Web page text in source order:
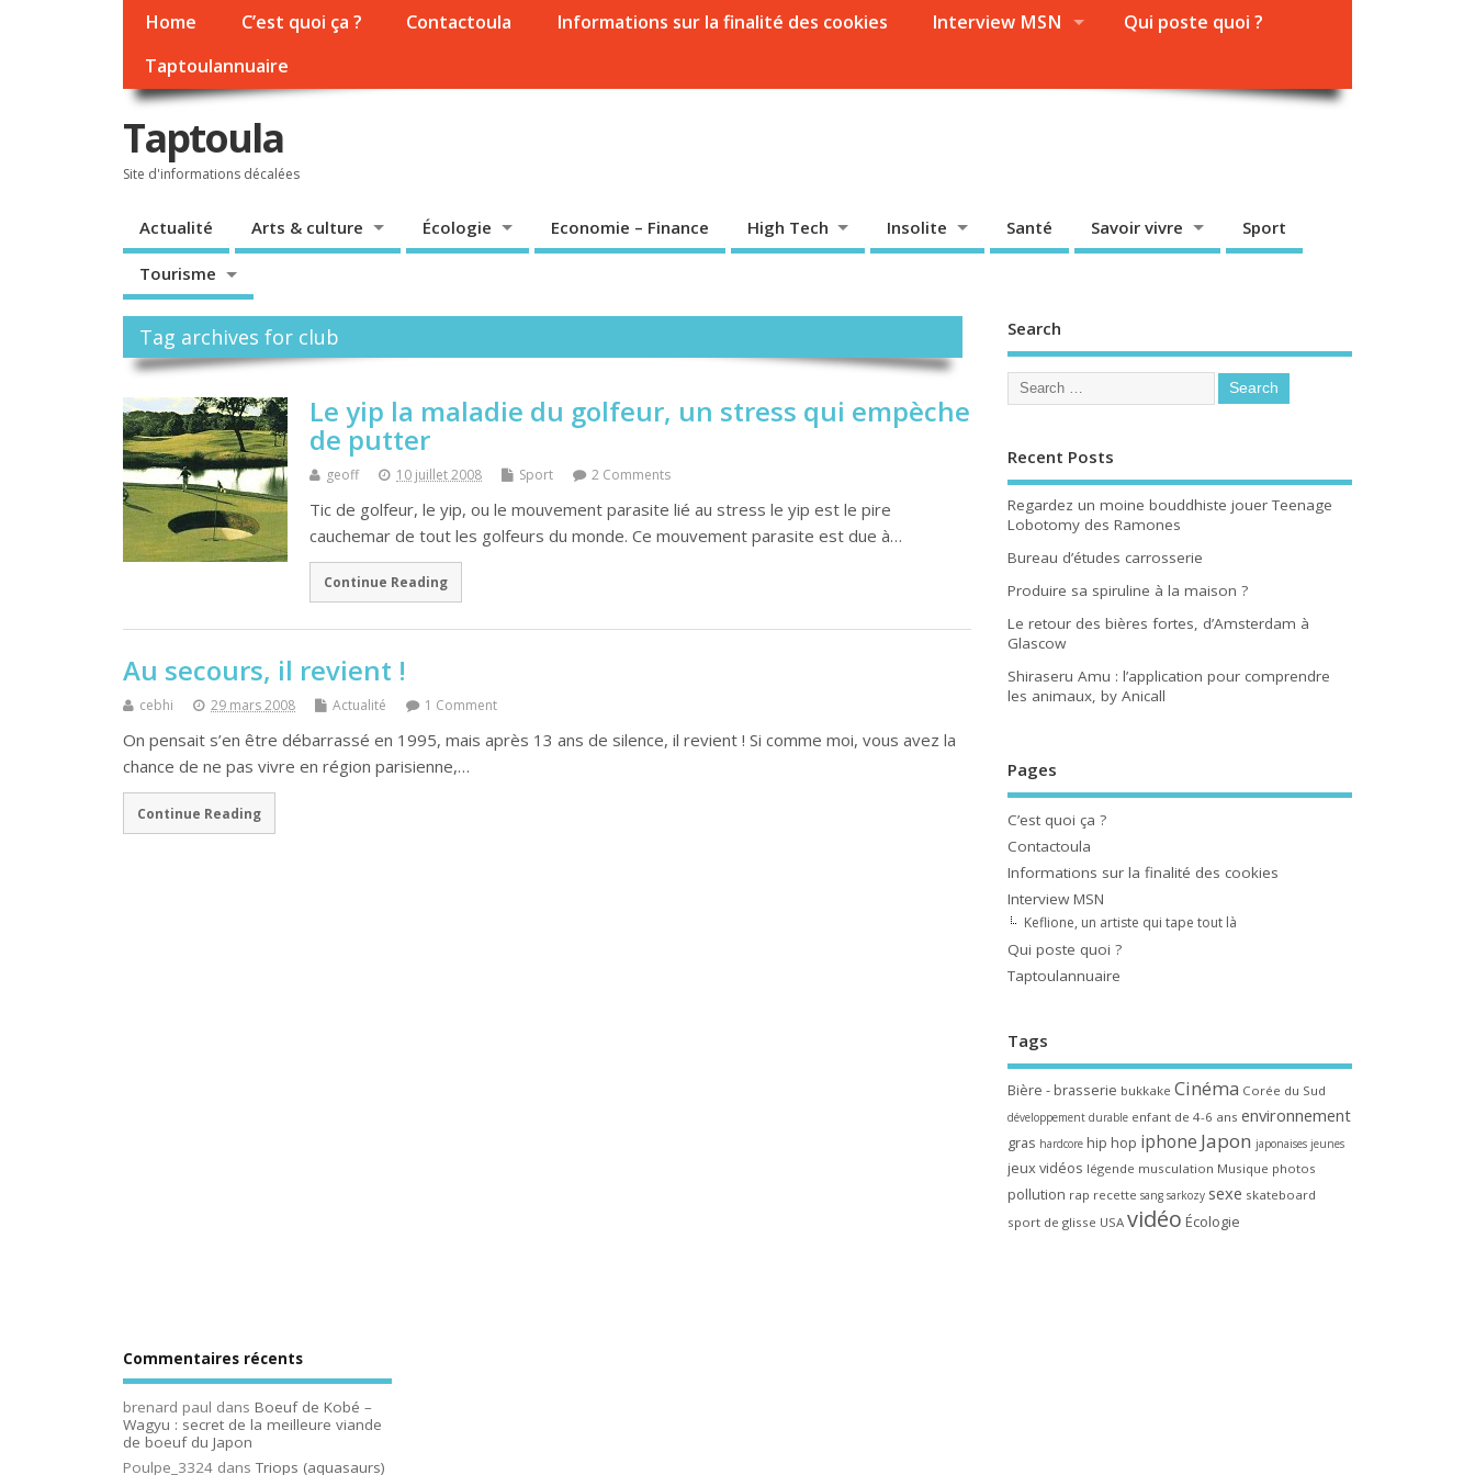
Home C’est quoi ça ? Contactoula Informations sur la finalité des cookies Interview MSN
Qui poste quoi ?
Taptoulannuaire
Taptoula
Site d'informations décalées
Actualité Arts & culture Écologie Economie – Finance High Tech Insolite Santé Savoir vivre Sport
Tourisme
Tag archives for club
Le yip la maladie du golfeur, un stress qui empèche
de putter
geoff 10 juillet 2008 Sport 2 Comments
Tic de golfeur, le yip, ou le mouvement parasite lié au stress le yip est le pire
cauchemar de tout les golfeurs du monde. Ce mouvement parasite est due à…
Continue Reading
Au secours, il revient !
cebhi 29 mars 2008 Actualité 1 Comment
On pensait s’en être débarrassé en 1995, mais après 13 ans de silence, il revient ! Si comme moi, vous avez la
chance de ne pas vivre en région parisienne,…
Continue Reading
Search
Recent Posts
Regardez un moine bouddhiste jouer Teenage
Lobotomy des Ramones
Bureau d’études carrosserie
Produire sa spiruline à la maison ?
Le retour des bières fortes, d’Amsterdam à
Glascow
Shiraseru Amu : l’application pour comprendre
les animaux, by Anicall
Pages
C’est quoi ça ?
Contactoula
Informations sur la finalité des cookies
Interview MSN
Keflione, un artiste qui tape tout là
Qui poste quoi ?
Taptoulannuaire
Tags
Bière - brasserie bukkake Cinéma Corée du Sud
développement durable enfant de 4-6 ans environnement
gras hardcore hip hop iphone Japon japonaises jeunes
jeux vidéos légende musculation Musique photos
pollution rap recette sang sarkozy sexe skateboard
sport de glisse USA vidéo Écologie
Commentaires récents
brenard paul dans Boeuf de Kobé –
Wagyu : secret de la meilleure viande
de boeuf du Japon
Poulpe_3324 dansTriops (aquasaurs)